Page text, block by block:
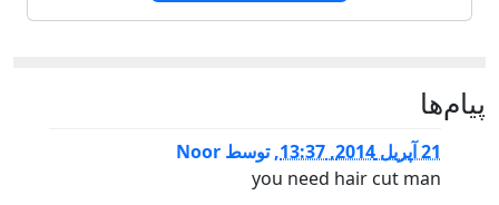
پيام‌ها
21 آپریل 2014, 13:37 ,توسط Noor
you need hair cut man